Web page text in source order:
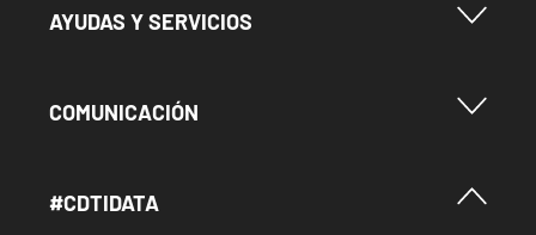
Menu Footer Ayudas y Servicios
AYUDAS Y SERVICIOS
Menu Footer Comunicación
COMUNICACIÓN
Menú Footer #Cdtidata
#CDTIDATA